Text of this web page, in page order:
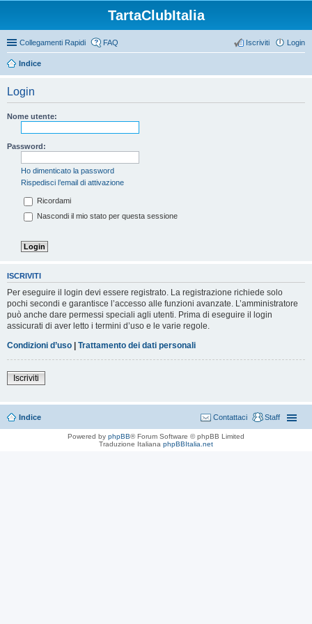
TartaClubItalia
Collegamenti Rapidi FAQ Login
Iscriviti
Indice
Login
Nome utente:
Password:
Ho dimenticato la password
Rispedisci l’email di attivazione
Ricordami
Nascondi il mio stato per questa sessione
ISCRIVITI
Per eseguire il login devi essere registrato. La registrazione richiede solo
pochi secondi e garantisce l’accesso alle funzioni avanzate. L’amministratore
può anche dare permessi speciali agli utenti. Prima di eseguire il login
assicurati di aver letto i termini d’uso e le varie regole.
Condizioni d’uso | Trattamento dei dati personali
Iscriviti
Indice Staff
Contattaci
Powered by phpBB® Forum Software © phpBB Limited
Traduzione Italiana phpBBItalia.net